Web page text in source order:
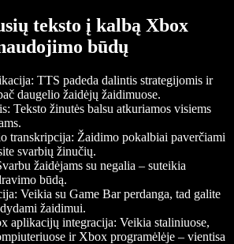
teksto į kalbą Xbox
būdų
TTS padeda dalintis strategijomis ir
daugelio žaidėjų žaidimuose.
Teksto žinutės balsu atkuriamos visiems
transkripcija: Žaidimo pokalbiai paverčiami
svarbių žinučių.
žaidėjams su negalia – suteikia
būdą.
Veikia su Game Bar perdanga, tad galite
žaidimui.
aplikacijų integracija: Veikia staliniuose,
ir Xbox programėlėje – vientisa